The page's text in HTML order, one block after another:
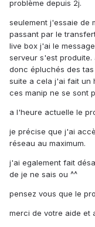
problème depuis 2j.
seulement j'essaie de
passant par le
live box j'ai le
serveur s'est
donc épluchés des
suite a cela j'ai fait un
ces manip ne se sont
a l'heure actuelle le
je précise que j'ai
réseau au maximum.
j'ai egalement fait
de je ne sais ou ^^
pensez vous que le
merci de votre aide et